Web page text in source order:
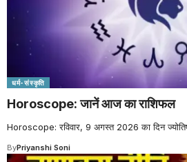
धर्म-संस्कृति
Horoscope: जानें आज का राशिफल
Horoscope: रविवार, 9 अगस्त 2026 का दिन
ByPriyanshi Soni